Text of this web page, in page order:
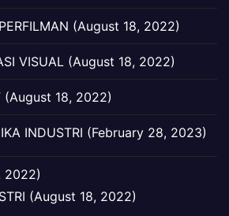
(August 18, 2022)
VISUAL (August 18, 2022)
(August 18, 2022)
INDUSTRI (February 28, 2023)
2022)
(August 18, 2022)